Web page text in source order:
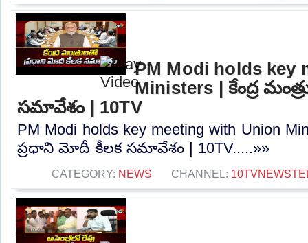
PM Modi holds key
Ministers | కేంద్ర
సమావేశం | 10TV
PM Modi holds key meeting with Union
ప్రధాని మోదీ కీలక సమావేశం | 10TV.....»»
CATEGORY: NEWS CHANNEL: